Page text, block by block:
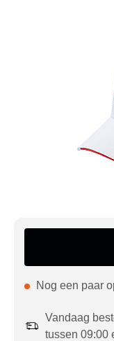
Nog een paar
Vandaag
tussen 09:00